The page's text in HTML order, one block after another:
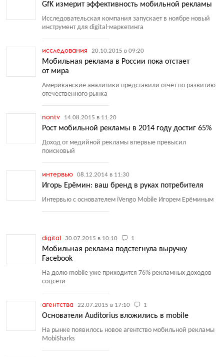
GfK измерит эффективность мобильной рекламы
Исследовательская компания запускает в ноябре новый
инструмент для digital-маркетинга
исследования 20.10.2015 в 09:20
Мобильная реклама в России пока отстает
от мира
Американские аналитики представили отчет по развитию
отечественного рынка
nontv 14.08.2015 в 11:20
Рост мобильной рекламы в 2014 году достиг 65%
Доход от медийной рекламы впервые превысил
поисковый
интервью 08.12.2014 в 11:30
Игорь Ерёмин: ваш бренд в руках потребителя
Интервью с основателем iVengo Mobile Игорем Ерёминым
digital 30.07.2015 в 10:10 1
Мобильная реклама подстегнула выручку
Facebook
На долю mobile уже приходится 76% рекламных доходов
соцсети
агентства 22.07.2015 в 17:10 1
Основатели Auditorius вложились в mobile
На рынке появилось новое агентство мобильной рекламы
MobiSharks